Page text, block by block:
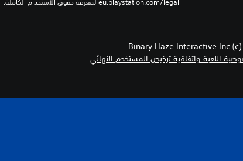
eu.playstation.com/legal لمعرفة حقوق الاستخدام الكاملة.
(c) Binary Haze Interactive Inc.
اللعبة واتفاقية ترخيص المستخدم النهائي